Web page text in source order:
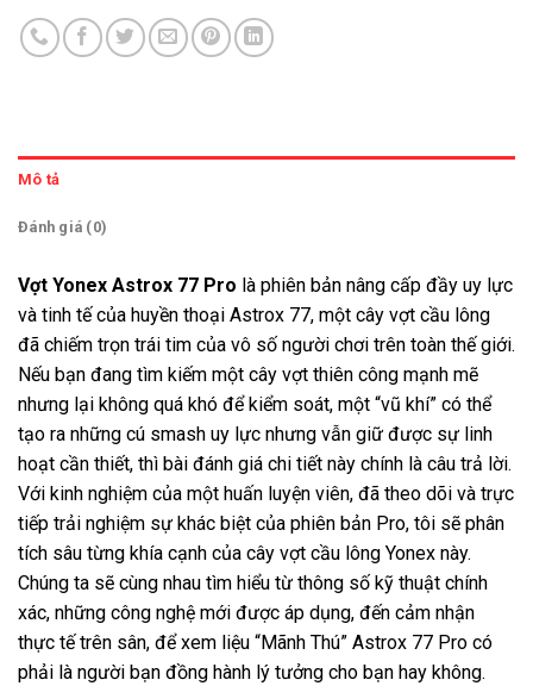
Mô tả
Đánh giá (0)
Vợt Yonex Astrox 77 Pro là phiên bản nâng cấp đầy uy lực
và tinh tế của huyền thoại Astrox 77, một cây vợt cầu lông
đã chiếm trọn trái tim của vô số người chơi trên toàn thế giới.
Nếu bạn đang tìm kiếm một cây vợt thiên công mạnh mẽ
nhưng lại không quá khó để kiểm soát, một “vũ khí” có thể
tạo ra những cú smash uy lực nhưng vẫn giữ được sự linh
hoạt cần thiết, thì bài đánh giá chi tiết này chính là câu trả lời.
Với kinh nghiệm của một huấn luyện viên, đã theo dõi và trực
tiếp trải nghiệm sự khác biệt của phiên bản Pro, tôi sẽ phân
tích sâu từng khía cạnh của cây vợt cầu lông Yonex này.
Chúng ta sẽ cùng nhau tìm hiểu từ thông số kỹ thuật chính
xác, những công nghệ mới được áp dụng, đến cảm nhận
thực tế trên sân, để xem liệu “Mãnh Thú” Astrox 77 Pro có
phải là người bạn đồng hành lý tưởng cho bạn hay không.